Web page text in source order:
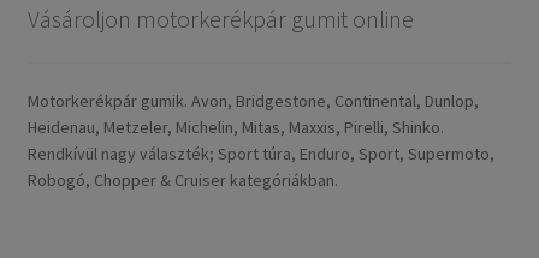
Vásároljon motorkerékpár gumit online
Motorkerékpár gumik. Avon, Bridgestone, Continental, Dunlop,
Heidenau, Metzeler, Michelin, Mitas, Maxxis, Pirelli, Shinko.
Rendkívül nagy választék; Sport túra, Enduro, Sport, Supermoto,
Robogó, Chopper & Cruiser kategóriákban.